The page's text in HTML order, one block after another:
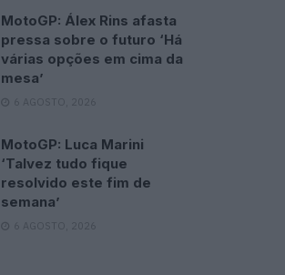
MotoGP: Álex Rins afasta
pressa sobre o futuro ‘Há
várias opções em cima da
mesa’
6 AGOSTO, 2026
MotoGP: Luca Marini
‘Talvez tudo fique
resolvido este fim de
semana’
6 AGOSTO, 2026